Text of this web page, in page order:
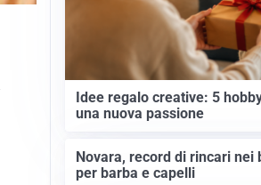
Idee regalo creative: 5
una nuova passione
Novara, record di rincari nei
per barba e capelli